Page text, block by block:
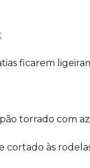
ficarem
torrado com
cortado às